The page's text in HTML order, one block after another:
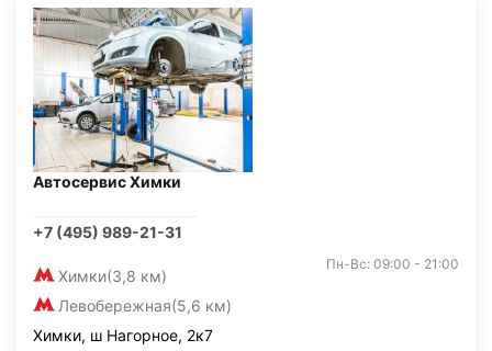
Автосервис Химки
+7 (495) 989-21-31
Химки(3,8 км)
Левобережная(5,6 км)
Пн-Вс: 09:00 - 21:00
Химки, ш Нагорное, 2к7